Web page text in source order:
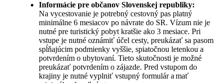
Informácie pre občanov Slovenskej republiky:
Na vycestovanie je potrebný cestovný pas platný
minimálne 6 mesiacov po návrate do SR. Vízum nie je
nutné pre turistický pobyt kratšie ako 3 mesiace. Pri
vstupe je nutné oznámiť účel cesty, preukázať sa pasom
spĺňajúcim podmienky vyššie, spiatočnou letenkou a
potvrdením o ubytovaní. Tieto skutočnosti je možné
preukázať potvrdením o zájazde. Pred vstupom do
krajiny je nutné vyplniť vstupný formulár a mať